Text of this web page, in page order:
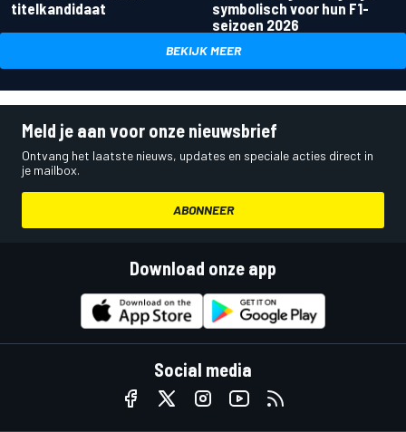
titelkandidaat
symbolisch voor hun F1-
seizoen 2026
BEKIJK MEER
Meld je aan voor onze nieuwsbrief
Ontvang het laatste nieuws, updates en speciale acties direct in
je mailbox.
ABONNEER
Download onze app
Social media